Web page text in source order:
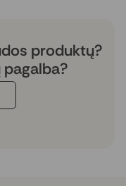
produktų?
pagalba?